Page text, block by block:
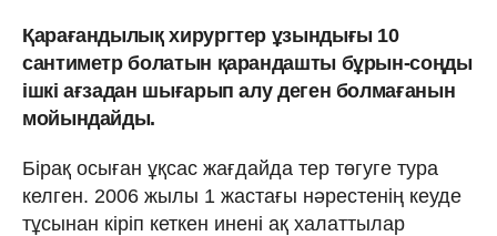
Қарағандылық хирургтер ұзындығы 10
сантиметр болатын қарандашты бұрын-соңды
ішкі ағзадан шығарып алу деген болмағанын
мойындайды.
Бірақ осыған ұқсас жағдайда тер төгуге тура
келген. 2006 жылы 1 жастағы нәрестенің кеуде
тұсынан кіріп кеткен инені ақ халаттылар